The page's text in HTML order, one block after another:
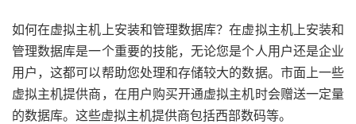
如何在虚拟主机上安装和管理数据库？在虚拟主机上安装和
管理数据库是一个重要的技能，无论您是个人用户还是企业
用户，这都可以帮助您处理和存储较大的数据。市面上一些
虚拟主机提供商，在用户购买开通虚拟主机时会赠送一定量
的数据库。这些虚拟主机提供商包括西部数码等。